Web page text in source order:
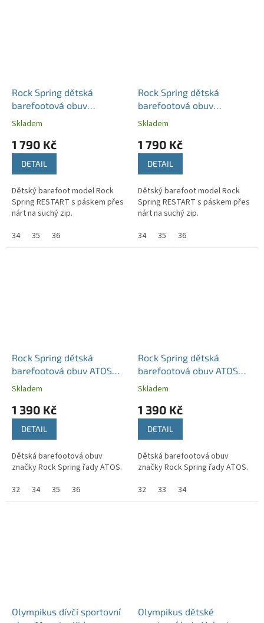
Rock Spring dětská
barefootová obuv
RESTART šedá
Skladem
1 790 Kč
DETAIL
Dětský barefoot model Rock
Spring RESTART s páskem přes
nárt na suchý zip.
34
35 36
Rock Spring dětská
barefootová obuv
RESTART khaki
Skladem
1 790 Kč
DETAIL
Dětský barefoot model Rock
Spring RESTART s páskem přes
nárt na suchý zip.
34
35 36
Rock Spring dětská
barefootová obuv ATOS
růžové
Skladem
1 390 Kč
DETAIL
Dětská barefootová obuv
značky Rock Spring řady ATOS.
32
34 35 36
Rock Spring dětská
barefootová obuv ATOS
bílé
Skladem
1 390 Kč
DETAIL
Dětská barefootová obuv
značky Rock Spring řady ATOS.
32
33 34
Olympikus dívčí sportovní
Olympikus dětské